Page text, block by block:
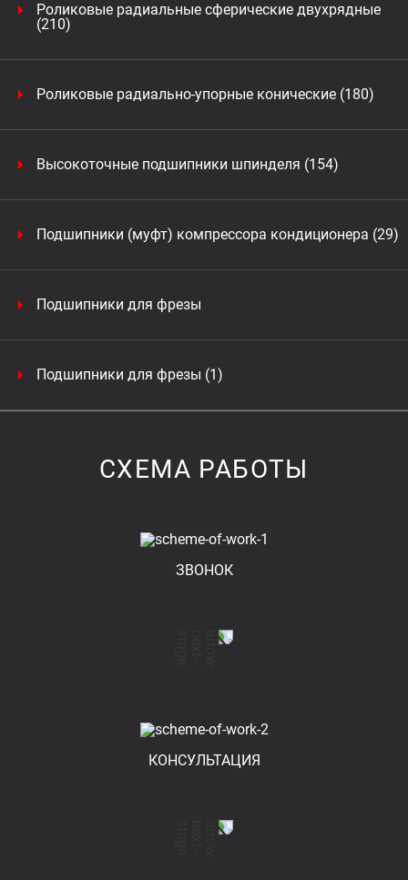
Роликовые радиальные сферические двухрядные
(210)
Роликовые радиально-упорные конические (180)
Высокоточные подшипники шпинделя (154)
Подшипники (муфт) компрессора кондиционера (29)
Подшипники для фрезы
Подшипники для фрезы (1)
СХЕМА РАБОТЫ
ЗВОНОК
КОНСУЛЬТАЦИЯ